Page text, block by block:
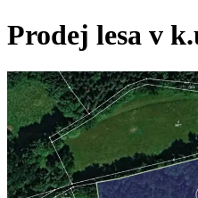
Prodej lesa v